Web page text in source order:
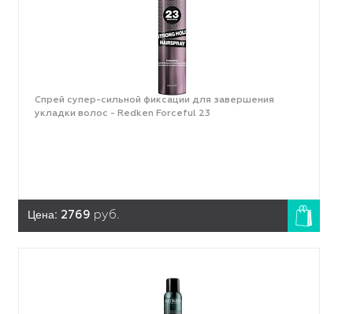
Спрей супер-сильной фиксации для завершения
укладки волос - Redken Forceful 23
Цена: 2769 руб.